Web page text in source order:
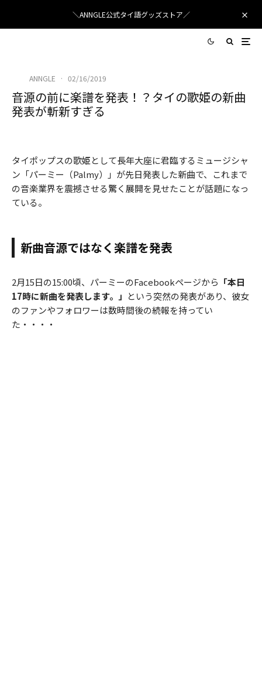
＼ANNGLE公式タイ語グッズストア／
ANNGLE · 02/16/2019
音源の前に楽譜を発表！？タイの歌姫の新曲
発表が斬新すぎる
タイポップスの歌姫として長年大座に君臨するミュージシャ
ン「パーミー（Palmy）」が先日発表した新曲で、これまで
の音楽業界を震撼させる驚く展開を見せたことが話題になっ
ている。
新曲音源ではなく楽譜を発表
2月15日の15:00頃、パーミーのFacebookページから 「本日
17時に新曲を発表します。」 という突然の発表があり、彼女
のファンやフォロワーは数時間後の続報を持ってい
た・・・・